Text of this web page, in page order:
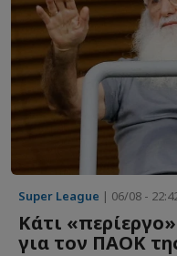
Super League | 06/08 -
Κάτι
για τον ΠΑΟΚ